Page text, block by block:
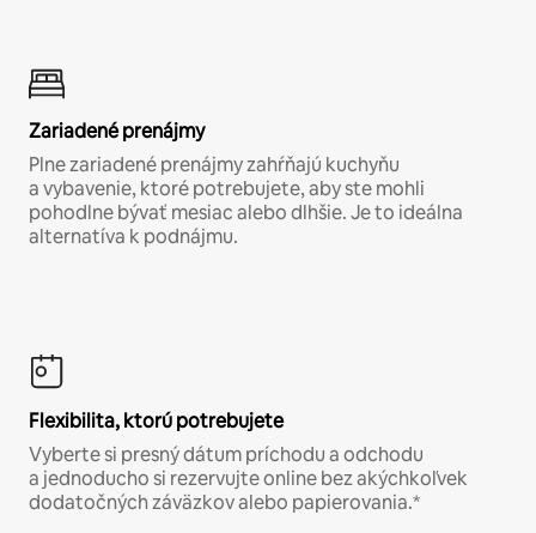
Zariadené prenájmy
Plne zariadené prenájmy zahŕňajú kuchyňu
a vybavenie, ktoré potrebujete, aby ste mohli
pohodlne bývať mesiac alebo dlhšie. Je to ideálna
alternatíva k podnájmu.
Flexibilita, ktorú potrebujete
Vyberte si presný dátum príchodu a odchodu
a jednoducho si rezervujte online bez akýchkoľvek
dodatočných záväzkov alebo papierovania.*